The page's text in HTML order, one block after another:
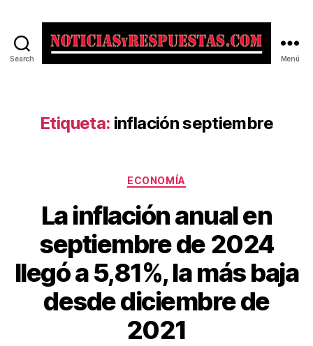
Search Menú
Etiqueta: inflación septiembre
Categorías
ECONOMÍA
La inflación anual en
septiembre de 2024
llegó a 5,81%, la más baja
desde diciembre de
2021